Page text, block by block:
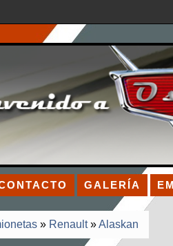
GALERÍA
» Renault»Alaskan